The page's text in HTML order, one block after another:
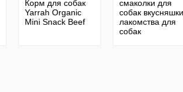
Корм для собак
Yarrah Organic
Mini Snack Beef
смаколки для
собак вкусняшки,
лакомства для
собак